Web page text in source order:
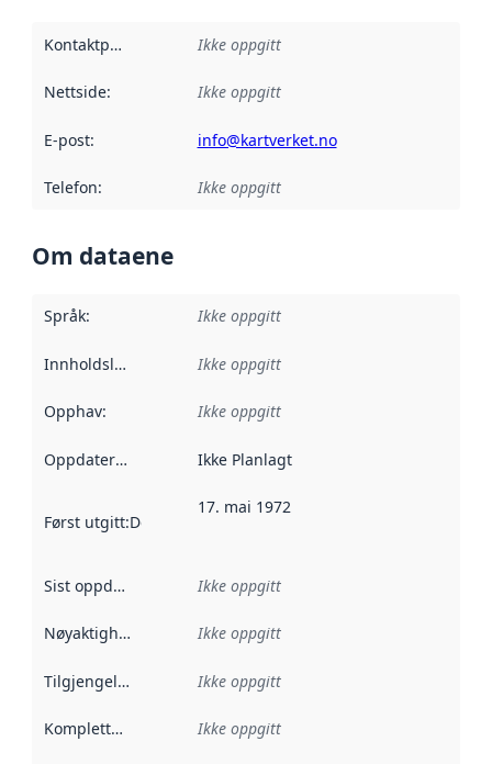
Kontaktpunkt Ikke oppgitt
Nettside: Ikke oppgitt
E-post: info@kartverket.no
Telefon: Ikke oppgitt
Om dataene
Språk: Ikke oppgitt
Innholdsleverandører :
Ikke oppgitt
Opphav: Ikke oppgitt
Oppdateringsfrekvens :
Ikke Planlagt
Først utgitt:Denne datoen sier når dataene i dette
17. mai 1972
Sist oppdatert Ikke oppgitt
Nøyaktighet Ikke oppgitt
Tilgjengelighet Ikke oppgitt
Kompletthet Ikke oppgitt